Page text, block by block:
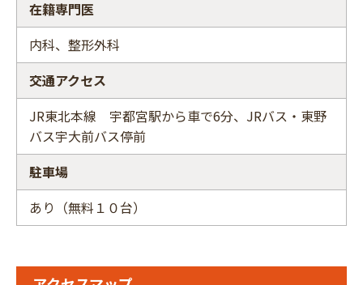
在籍専門医
内科、整形外科
交通アクセス
JR東北本線 宇都宮駅から車で6分、JRバス・東野
バス宇大前バス停前
駐車場
あり（無料１０台）